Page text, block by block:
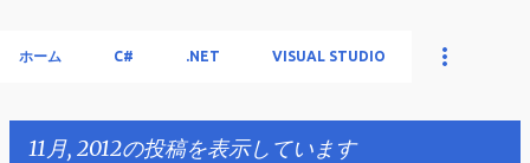
ホーム C# .NET VISUAL STUDIO
11月, 2012の投稿を表示しています